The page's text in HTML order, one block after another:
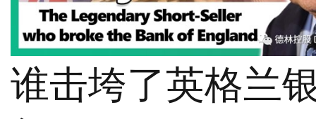
谁击垮了英格兰